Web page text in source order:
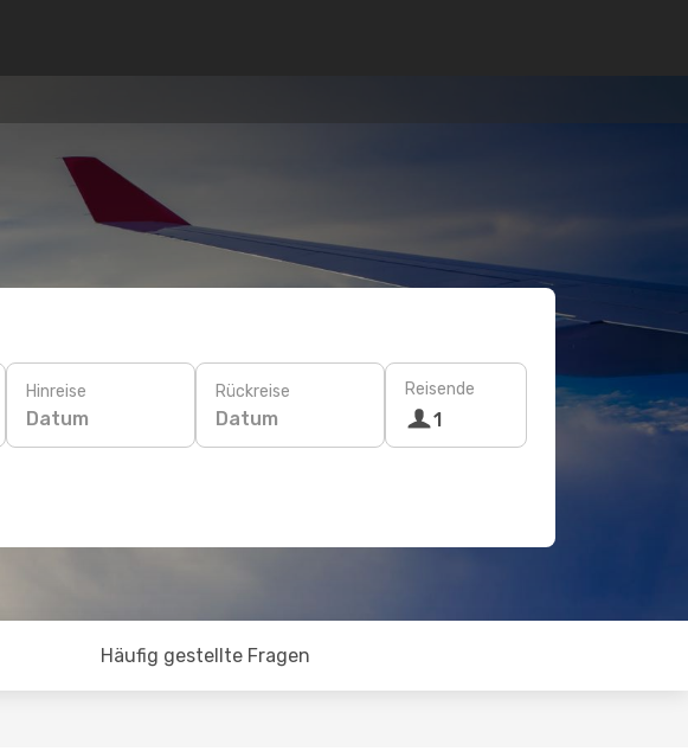
Hinreise
Datum
Rückreise
Datum
Reisende
1
Häufig gestellte Fragen